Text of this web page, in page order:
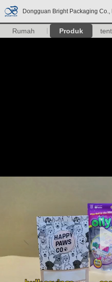
Dongguan Bright Packaging Co.,
Rumah Produk